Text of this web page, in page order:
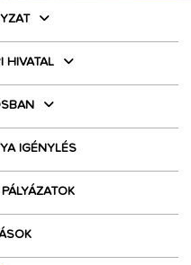
HIVATAL
IGÉNYLÉS